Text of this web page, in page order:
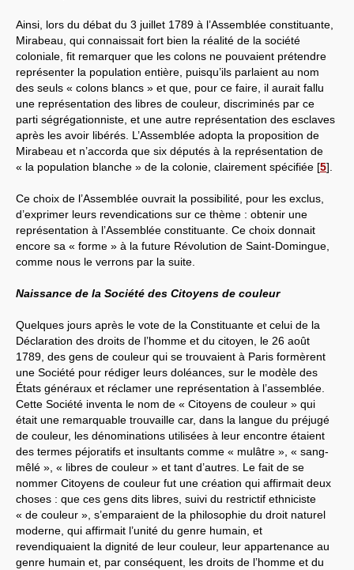
Ainsi, lors du débat du 3 juillet 1789 à l’Assemblée constituante,
Mirabeau, qui connaissait fort bien la réalité de la société
coloniale, fit remarquer que les colons ne pouvaient prétendre
représenter la population entière, puisqu’ils parlaient au nom
des seuls « colons blancs » et que, pour ce faire, il aurait fallu
une représentation des libres de couleur, discriminés par ce
parti ségrégationniste, et une autre représentation des esclaves
après les avoir libérés. L’Assemblée adopta la proposition de
Mirabeau et n’accorda que six députés à la représentation de
« la population blanche » de la colonie, clairement spécifiée [5]
Ce choix de l’Assemblée ouvrait la possibilité, pour les exclus,
d’exprimer leurs revendications sur ce thème : obtenir une
représentation à l’Assemblée constituante. Ce choix donnait
encore sa « forme » à la future Révolution de Saint-Domingue,
comme nous le verrons par la suite.
Naissance de la Société des Citoyens de couleur
Quelques jours après le vote de la Constituante et celui de la
Déclaration des droits de l’homme et du citoyen, le 26 août
1789, des gens de couleur qui se trouvaient à Paris formèrent
une Société pour rédiger leurs doléances, sur le modèle des
États généraux et réclamer une représentation à l’assemblée.
Cette Société inventa le nom de « Citoyens de couleur » qui
était une remarquable trouvaille car, dans la langue du préjugé
de couleur, les dénominations utilisées à leur encontre étaient
des termes péjoratifs et insultants comme « mulâtre », « sang-
mêlé », « libres de couleur » et tant d’autres. Le fait de se
nommer Citoyens de couleur fut une création qui affirmait deux
choses : que ces gens dits libres, suivi du restrictif ethniciste
« de couleur », s’emparaient de la philosophie du droit naturel
moderne, qui affirmait l’unité du genre humain, et
revendiquaient la dignité de leur couleur, leur appartenance au
genre humain et, par conséquent, les droits de l’homme et du